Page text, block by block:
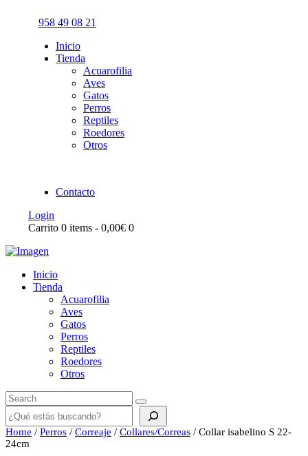
958 49 08 21
Inicio
Tienda
Acuarofilia
Aves
Gatos
Perros
Reptiles
Roedores
Otros
Contacto
Login
Carrito 0 items - 0,00€ 0
Inicio
Tienda
Acuarofilia
Aves
Gatos
Perros
Reptiles
Roedores
Otros
Buscar
Home / Perros / Correaje / Collares/Correas / Collar isabelino S 22-
24cm